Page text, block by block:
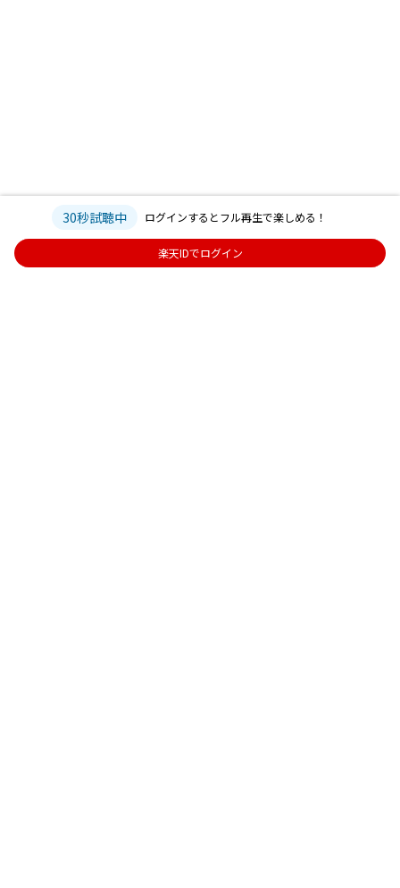
30秒試聴中 ログインするとフル再生で楽しめる！
楽天IDでログイン